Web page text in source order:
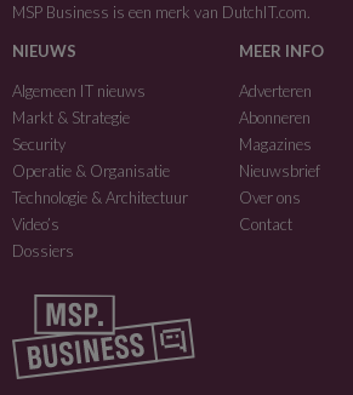
MSP Business is een merk van DutchIT.com
NIEUWS
Algemeen IT nieuws
Markt & Strategie
Security
Operatie & Organisatie
Technologie & Architectuur
Video’s
Dossiers
MEER INFO
Adverteren
Abonneren
Magazines
Nieuwsbrief
Over ons
Contact